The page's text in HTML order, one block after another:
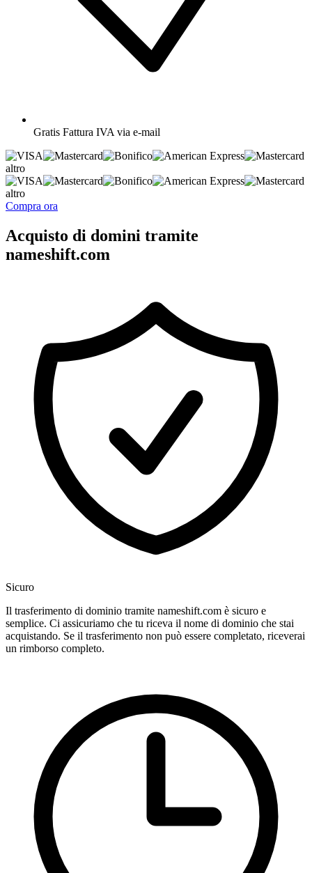
Gratis Fattura IVA via e-mail
altro
altro
Compra ora
Acquisto di domini tramite
nameshift.com
Sicuro
Il trasferimento di dominio tramite nameshift.com è sicuro e
semplice. Ci assicuriamo che tu riceva il nome di dominio che stai
acquistando. Se il trasferimento non può essere completato, riceverai
un rimborso completo.